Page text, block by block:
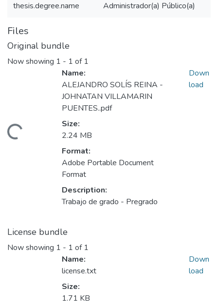
thesis.degree.name Administrador(a) Público(a)
Files
Original bundle
Now showing 1 - 1 of 1
Name:
ALEJANDRO SOLÍS REINA -
JOHNATAN VILLAMARIN
PUENTES..pdf
Size:
2.24 MB
Format:
Adobe Portable Document
Format
Description:
Trabajo de grado - Pregrado
Down
load
License bundle
Now showing 1 - 1 of 1
Name:
license.txt
Size:
1.71 KB
Down
load